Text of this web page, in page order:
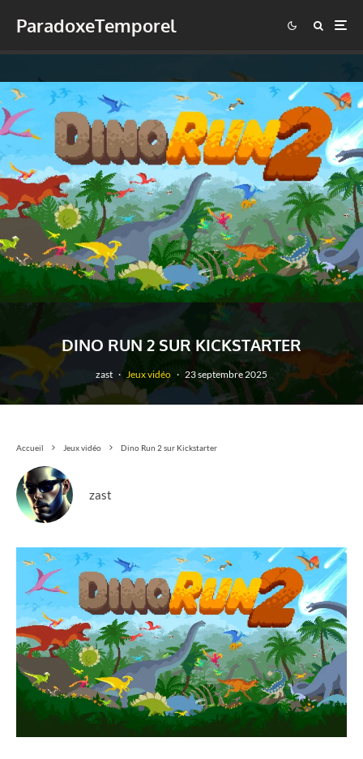
ParadoxeTemporel
DINO RUN 2 SUR KICKSTARTER
zast · Jeux vidéo · 23 septembre 2025
Accueil Jeux vidéo Dino Run 2 sur Kickstarter
zast